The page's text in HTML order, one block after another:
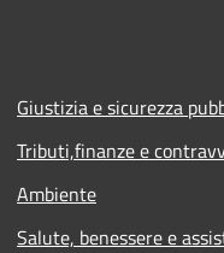
Giustizia e sicurezza
Tributi,finanze e
Ambiente
Salute, benessere e